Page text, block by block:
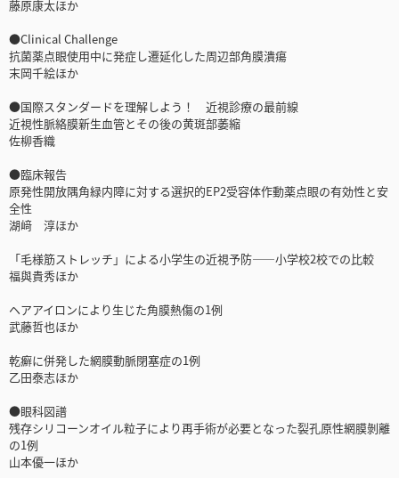
藤原康太ほか
●Clinical Challenge
抗菌薬点眼使用中に発症し遷延化した周辺部角膜潰瘍
末岡千絵ほか
●国際スタンダードを理解しよう！ 近視診療の最前線
近視性脈絡膜新生血管とその後の黄斑部萎縮
佐柳香織
●臨床報告
原発性開放隅角緑内障に対する選択的EP2受容体作動薬点眼の有効性と安
全性
湖﨑 淳ほか
「毛様筋ストレッチ」による小学生の近視予防――小学校2校での比較
福與貴秀ほか
ヘアアイロンにより生じた角膜熱傷の1例
武藤哲也ほか
乾癬に併発した網膜動脈閉塞症の1例
乙田泰志ほか
●眼科図譜
残存シリコーンオイル粒子により再手術が必要となった裂孔原性網膜剝離
の1例
山本優一ほか